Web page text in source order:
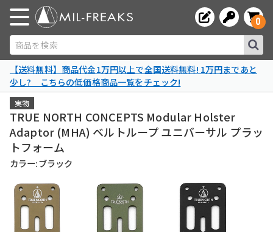
商品を検索
0
【送料無料】商品代金1万円以上で全国送料無料! 1万円まであと
少し? こちらの低価格商品一覧をチェック!
実物
TRUE NORTH CONCEPTS Modular Holster
Adaptor (MHA) ベルトループ ユニバーサル プラッ
トフォーム
カラー:ブラック